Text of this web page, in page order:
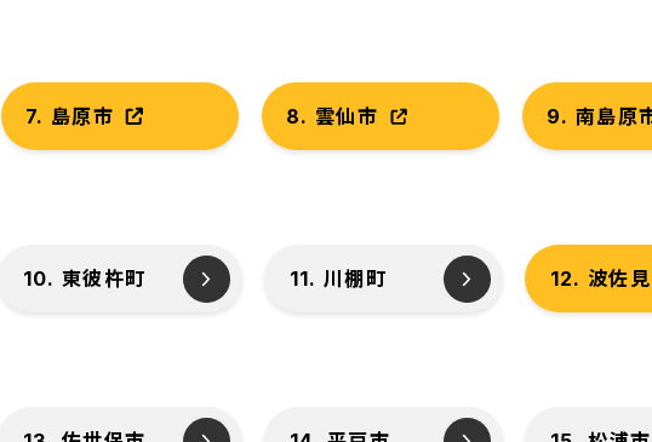
7. 島原市 8. 雲仙市 9. 南島原
10. 東彼杵町 11. 川棚町 12. 波佐